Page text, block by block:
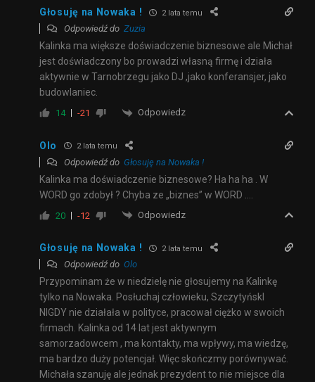
Głosuję na Nowaka ! 2 lata temu
Odpowiedź do Zuzia
Kalinka ma większe doświadczenie biznesowe ale Michał
jest doświadczony bo prowadzi własną firmę i działa
aktywnie w Tarnobrzegu jako DJ ,jako konferansjer, jako
budowlaniec.
14 -21 Odpowiedz
Olo 2 lata temu
Odpowiedź do Głosuję na Nowaka !
Kalinka ma doświadczenie biznesowe? Ha ha ha . W
WORD go zdobył ? Chyba ze „biznes” w WORD ….
20 -12 Odpowiedz
Głosuję na Nowaka ! 2 lata temu
Odpowiedź do Olo
Przypominam że w niedzielę nie głosujemy na Kalinkę
tylko na Nowaka. Posłuchaj człowieku, SzczytyńskI
NIGDY nie działała w polityce, pracował ciężko w swoich
firmach. Kalinka od 14 lat jest aktywnym
samorzadowcem , ma kontakty, ma wpływy, ma wiedzę,
ma bardzo duży potencjał. Więc skończmy porównywać.
Michała szanuję ale jednak prezydent to nie miejsce dla